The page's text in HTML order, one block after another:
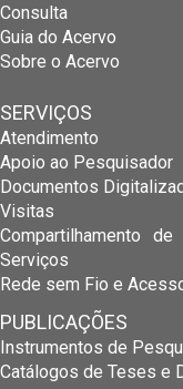
Consulta
Guia do Acervo
Sobre o Acervo
SERVIÇOS
Atendimento
Apoio ao Pesquisador
Documentos
Visitas
Compartilhamento
Serviços
Rede sem Fio e
PUBLICAÇÕES
Instrumentos de
Catálogos de Teses e